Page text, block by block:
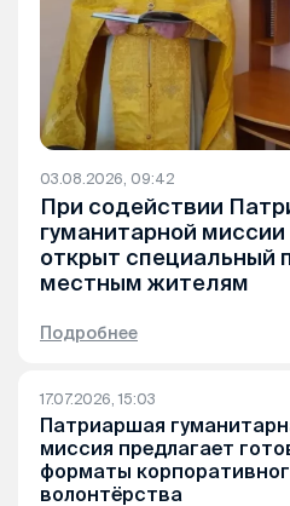
03.08.2026, 09:42
При содействии
гуманитарной
открыт специальный
местным жителям
Подробнее
17.07.2026, 15:03
Патриаршая
миссия предлагает
форматы
волонтёрства